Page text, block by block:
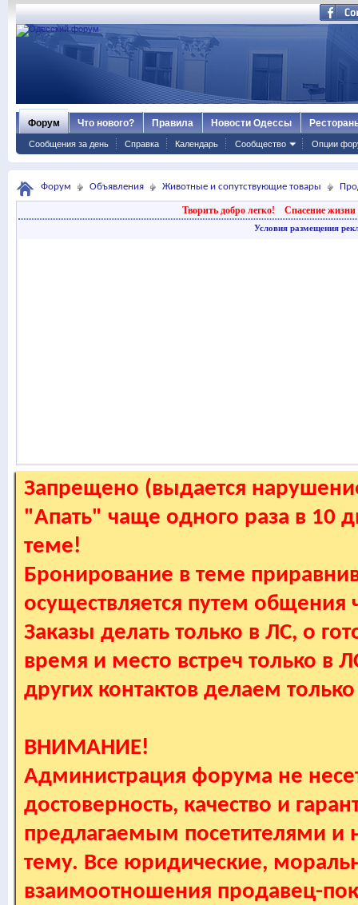
Форум
Сообщения за день Справка Календарь Сообщество Опции
Что нового? Правила Новости Одессы
Форум Объявления Животные и сопутствующие товары
Творить добро легко! Спасение жизни
Условия размещения
Запрещено (выдается
"Апать" чаще одного раза в 10
теме!
Бронирование в теме
осуществляется путем
Заказы делать только в ЛС, о
время и место встреч только в
других контактов делаем
ВНИМАНИЕ!
Администрация форума не
достоверность, качество и
предлагаемым посетителями и
тему. Все юридические,
взаимоотношения продавец-